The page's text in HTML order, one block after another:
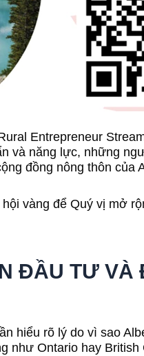
Entrepreneur
và năng lực, những
đồng nông thôn của
vàng để Quý vị mở
ĐẦU TƯ
hiểu rõ lý do vì sao
như Ontario hay British